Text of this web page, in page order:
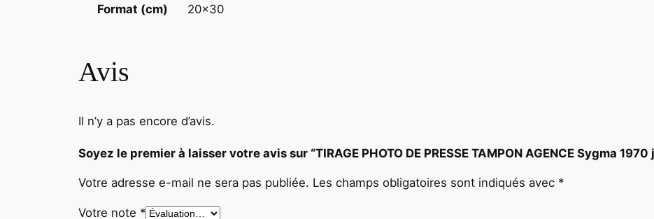
Format (cm) 20×30
Avis
Il n’y a pas encore d’avis.
Soyez le premier à laisser votre avis sur “TIRAGE PHOTO DE PRESSE TAMPON AGENCE Sygma
Votre adresse e-mail ne sera pas publiée. Les champs obligatoires sont indiqués avec *
Votre note *